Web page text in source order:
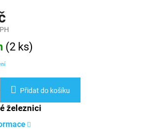
(2 ks)
Přidat do košíku
železnici